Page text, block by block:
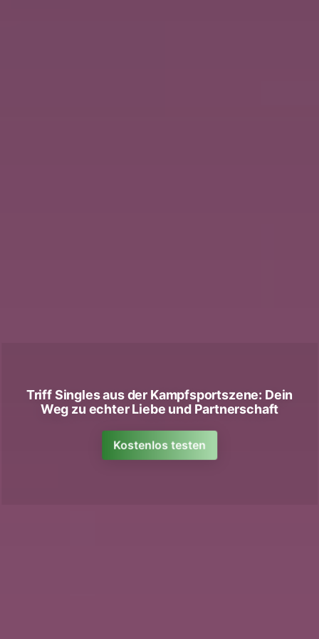
Triff Singles aus der Kampfsportszene: Dein
Weg zu echter Liebe und Partnerschaft
Kostenlos testen